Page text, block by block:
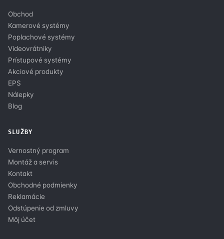
Obchod
Kamerové systémy
Poplachové systémy
Videovrátniky
Prístupové systémy
Akciové produkty
EPS
Nálepky
Blog
SLUŽBY
Vernostný program
Montáž a servis
Kontakt
Obchodné podmienky
Reklamácie
Odstúpenie od zmluvy
Môj účet